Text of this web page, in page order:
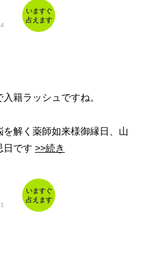
いますぐ
占えます
籍ラッシュですね。
解く薬師如来様御縁日、山
日です >>続き
いますぐ
占えます